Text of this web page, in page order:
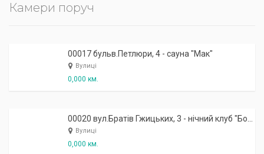
Камери поруч
00017 бульв.Петлюри, 4 - сауна "Мак"
Вулиці
0,000 км.
Вулиці
0,000 км.